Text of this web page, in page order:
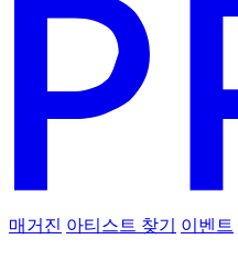
매거진 아티스트 찾기 이벤트